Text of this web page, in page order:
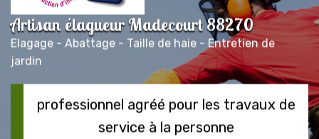
Artisan élagueur Madecourt 88270
Elagage - Abattage - Taille de haie - Entretien de
jardin
professionnel agréé pour les travaux de
service à la personne